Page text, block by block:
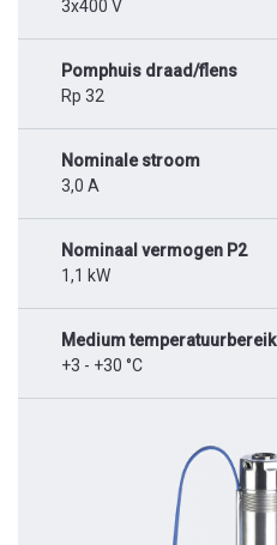
3x400 V
Pomphuis draad/flens
Rp 32
Nominale stroom
3,0 A
Nominaal vermogen P2
1,1 kW
Medium temperatuurbereik
+3 - +30 °C